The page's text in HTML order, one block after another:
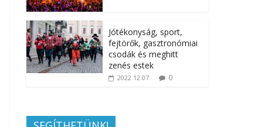
Jótékonyság, sport,
fejtörők, gasztronómiai
csodák és meghitt
zenés estek
2022.12.07. 0